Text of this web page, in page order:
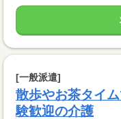
[一般派遣]
散歩やお茶タイ
験歓迎の介護